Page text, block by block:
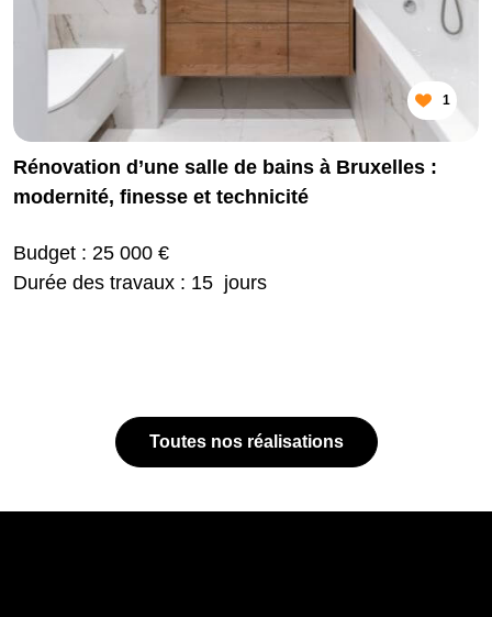
1
Rénovation d’une salle de bains à Bruxelles :
modernité, finesse et technicité
Budget : 25 000 €
Durée des travaux : 15 jours
Toutes nos réalisations